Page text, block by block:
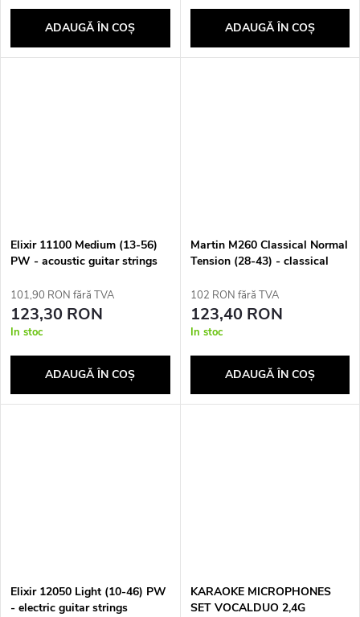
ADAUGĂ ÎN COŞ ADAUGĂ ÎN COŞ
Elixir 11100 Medium (13-56)
PW - acoustic guitar strings
101,90 RON fără TVA
123,30 RON
In stoc
ADAUGĂ ÎN COŞ
Martin M260 Classical Normal
Tension (28-43) - classical
102 RON fără TVA
123,40 RON
In stoc
ADAUGĂ ÎN COŞ
Elixir 12050 Light (10-46) PW
- electric guitar strings
KARAOKE MICROPHONES
SET VOCALDUO 2,4G